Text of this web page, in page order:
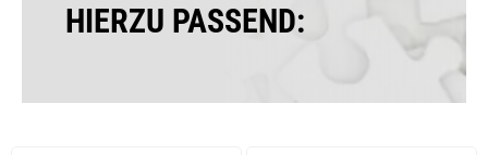
Siegfried H.
HIERZU PASSEND: